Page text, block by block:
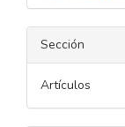
Sección
Artículos